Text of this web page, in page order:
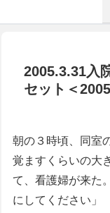
2005.3.31入
セット＜
朝の３時頃、同室
覚ますくらいの大
て、看護婦が来た
にしてください」